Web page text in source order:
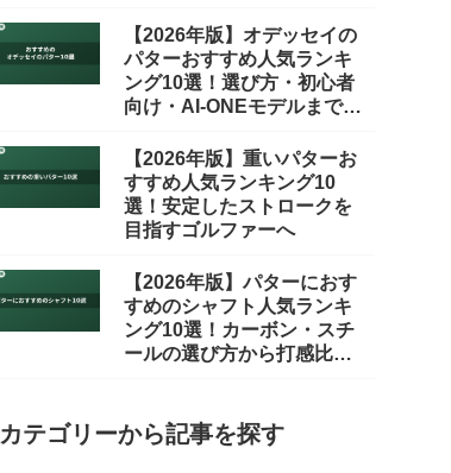
【2026年版】オデッセイの
パターおすすめ人気ランキ
ング10選！選び方・初心者
向け・AI-ONEモデルまで徹
【2026年版】重いパターお
すすめ人気ランキング10
選！安定したストロークを
目指すゴルファーへ
【2026年版】パターにおす
すめのシャフト人気ランキ
ング10選！カーボン・スチ
ールの選び方から打感比較
カテゴリーから記事を探す